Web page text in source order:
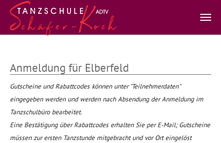
Anmeldung für Elberfeld
Gutscheine und Rabattcodes können unter "Teilnehmerdaten"
eingegeben werden und werden nach Absendung der Anmeldung im
Tanzschulbüro bearbeitet.
Eine Bestätigung über Rabattcodes erhalten Sie per E-Mail; Gutscheine
müssen zur ersten Tanzstunde mitgebracht und vor Ort eingelöst